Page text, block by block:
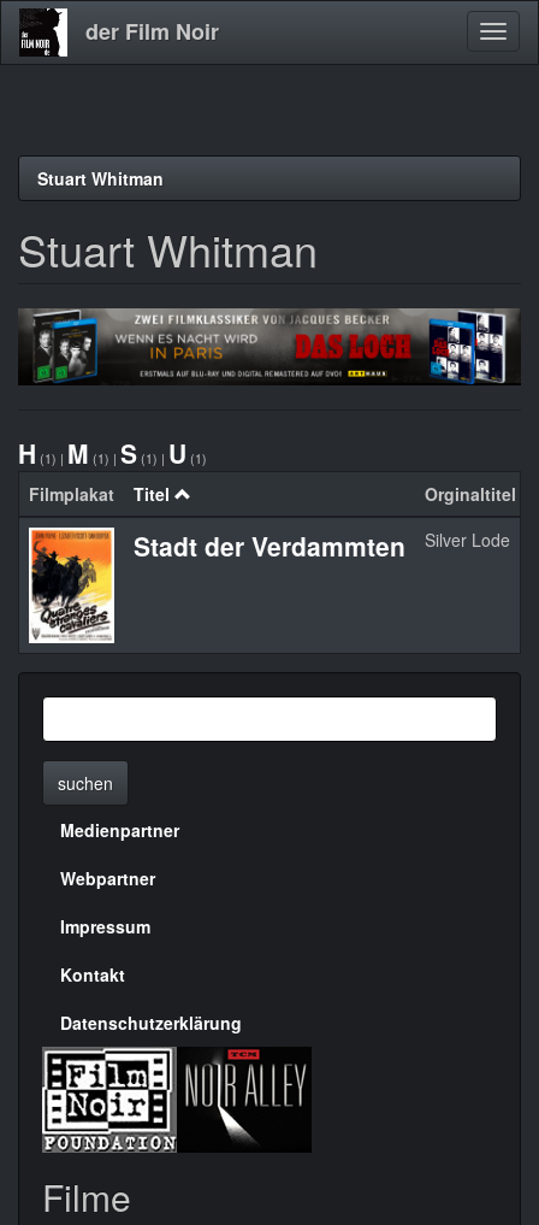
Direkt
der Film Noir
Stuart Whitman
Stuart Whitman
H (1) | M (1) | S (1) | U (1)
Filmplakat Titel Orginaltitel
Stadt der Verdammten Silver Lode
suchen
Menülinks
rechte
Seite
Medienpartner
Webpartner
Impressum
Kontakt
Datenschutzerklärung
Filme